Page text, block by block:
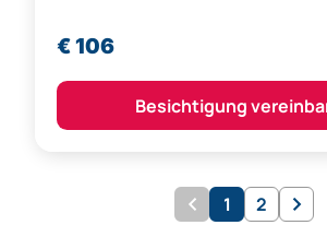
Weitere Angebote für
Garage/Stellplatz,